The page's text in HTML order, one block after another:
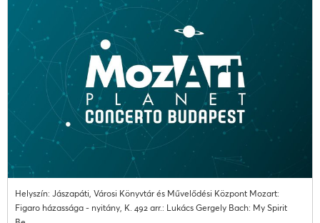
Helyszín: Jászapáti, Városi Könyvtár és Művelődési Központ Mozart:
Figaro házassága - nyitány, K. 492 arr.: Lukács Gergely Bach: My Spirit